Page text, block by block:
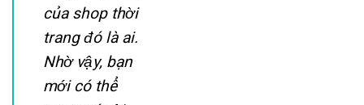
của shop thời
trang đó là ai.
Nhờ vậy, bạn
mới có thể